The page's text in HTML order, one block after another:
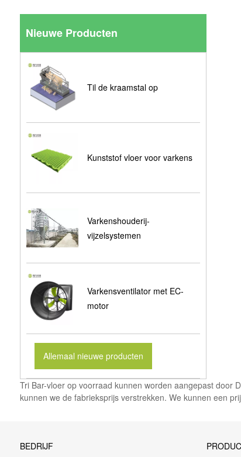
Nieuwe Producten
Til de kraamstal op
Kunststof vloer voor varkens
Varkenshouderij-
vijzelsystemen
Varkensventilator met EC-
motor
Allemaal nieuwe producten
Tri Bar-vloer op voorraad kunnen worden aangepast door
kunnen we de fabrieksprijs verstrekken. We kunnen een
BEDRIJF